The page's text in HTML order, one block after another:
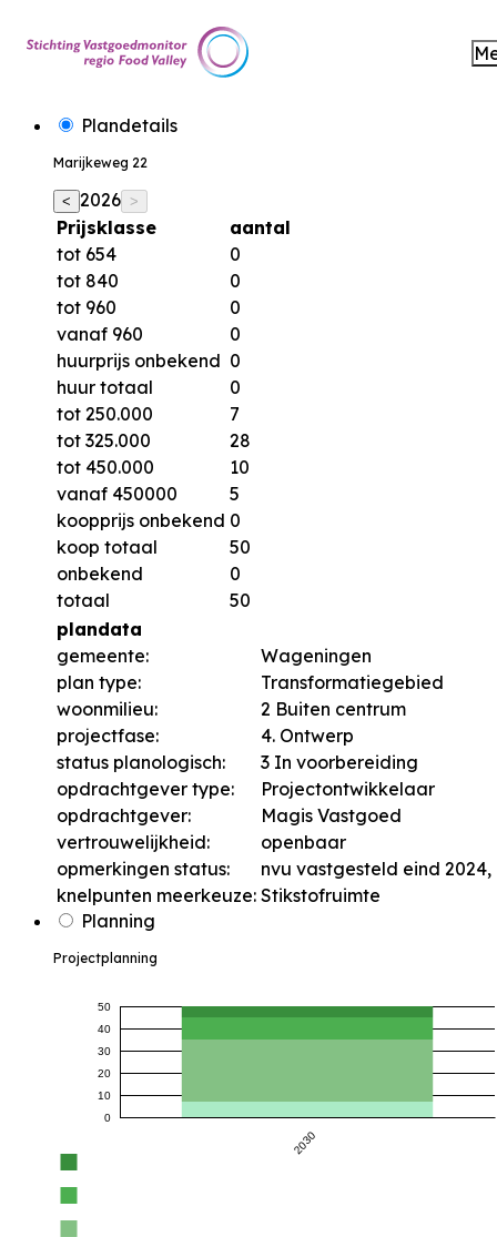
Plandetails
Marijkeweg 22
< 2026 >
Prijsklasse
aantal
tot 654
0
tot 840
0
tot 960
0
vanaf 960
0
huurprijs onbekend 0
huur totaal
0
tot 250.000
7
tot 325.000
28
tot 450.000
10
vanaf 450000
5
koopprijs onbekend 0
koop totaal
50
onbekend
0
totaal
50
plandata
gemeente:
Wageningen
plan type:
Transformatiegebied
woonmilieu:
2 Buiten centrum
projectfase:
4. Ontwerp
status planologisch:
3 In voorbereiding
opdrachtgever type:
Projectontwikkelaar
opdrachtgever:
Magis Vastgoed
vertrouwelijkheid:
openbaar
opmerkingen status:
nvu vastgesteld eind 2024,
knelpunten meerkeuze: Stikstofruimte
Planning
Projectplanning
0
10
20
30
40
50
2030